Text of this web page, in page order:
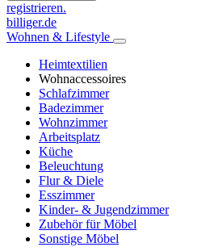
registrieren.
billiger.de
Wohnen & Lifestyle
Heimtextilien
Wohnaccessoires
Schlafzimmer
Badezimmer
Wohnzimmer
Arbeitsplatz
Küche
Beleuchtung
Flur & Diele
Esszimmer
Kinder- & Jugendzimmer
Zubehör für Möbel
Sonstige Möbel